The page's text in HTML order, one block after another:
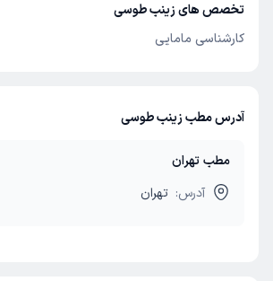
تخصص های زینب طوسی
کارشناسی مامایی
آدرس مطب زینب طوسی
مطب تهران
آدرس: تهران